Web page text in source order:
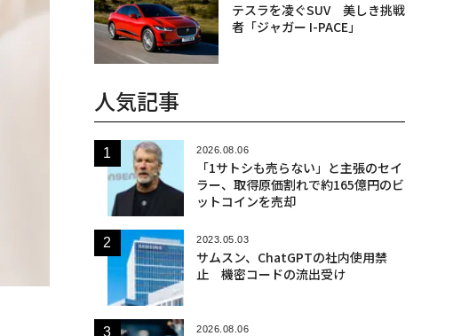
テスラを凌ぐSUV 美しき挑戦
者「ジャガー I-PACE」
人気記事
2026.08.06
「1サトシも売らない」と主張のセイ
ラー、取得原価割れで約165億円のビ
ットコインを売却
2023.05.03
サムスン、ChatGPTの社内使用禁
止 機密コードの流出受け
2026.08.06